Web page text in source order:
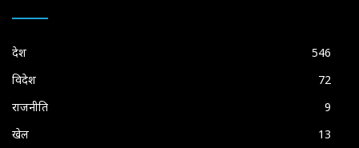
देश
546
विदेश
72
राजनीति
9
खेल
13